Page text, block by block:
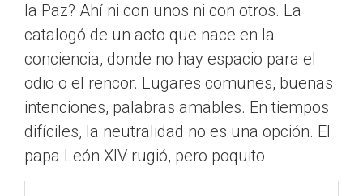
la Paz? Ahí ni con unos ni con otros. La
catalogó de un acto que nace en la
conciencia, donde no hay espacio para el
odio o el rencor. Lugares comunes, buenas
intenciones, palabras amables. En tiempos
difíciles, la neutralidad no es una opción. El
papa León XIV rugió, pero poquito.